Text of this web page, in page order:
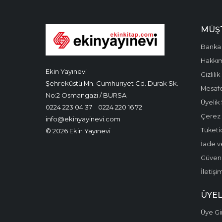
Ekin Yayınevi
Şehreküstü Mh. Cumhuriyet Cd. Durak Sk.
No:2 Osmangazi / BURSA
0224 223 04 37
0224 220 16 72
info@ekinyayinevi.com
© 2026 Ekin Yayınevi
Banka
Gizlilik
Üyelik
Çerez
İade
Üye